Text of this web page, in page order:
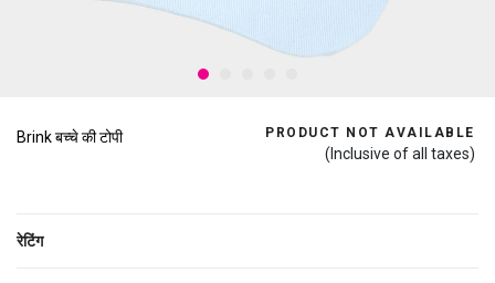
Brink बच्चे की टोपी PRODUCT NOT AVAILABLE
(Inclusive of all taxes)
रेटिंग